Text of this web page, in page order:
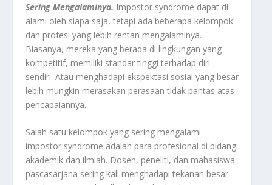
Sering Mengalaminya. Impostor syndrome dapat di
alami oleh siapa saja, tetapi ada beberapa kelompok
dan profesi yang lebih rentan mengalaminya.
Biasanya, mereka yang berada di lingkungan yang
kompetitif, memiliki standar tinggi terhadap diri
sendiri. Atau menghadapi ekspektasi sosial yang besar
lebih mungkin merasakan perasaan tidak pantas atas
pencapaiannya.
Salah satu kelompok yang sering mengalami
impostor syndrome adalah para profesional di bidang
akademik dan ilmiah. Dosen, peneliti, dan mahasiswa
pascasarjana sering kali menghadapi tekanan besar